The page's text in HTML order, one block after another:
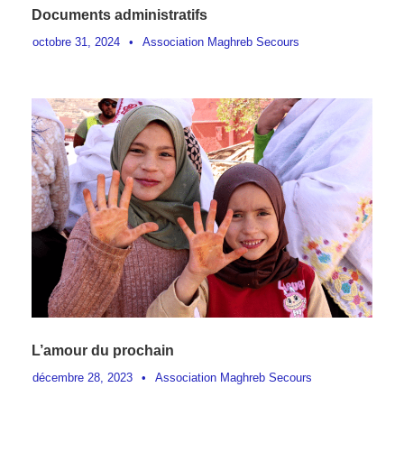
Documents administratifs
octobre 31, 2024 • Association Maghreb Secours
L’amour du prochain
décembre 28, 2023 • Association Maghreb Secours